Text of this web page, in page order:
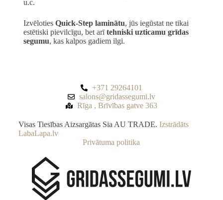
u.c.
Izvēloties Quick-Step laminātu, jūs iegūstat ne tikai
estētiski pievilcīgu, bet arītehniski uzticamu grīdas
segumu, kas kalpos gadiem ilgi.
+371 29264101
salons@gridassegumi.lv
Rīga , Brīvības gatve 363
Visas Tiesības Aizsargātas Sia AU TRADE. Izstrādāts
LabaLapa.lv
Privātuma politika